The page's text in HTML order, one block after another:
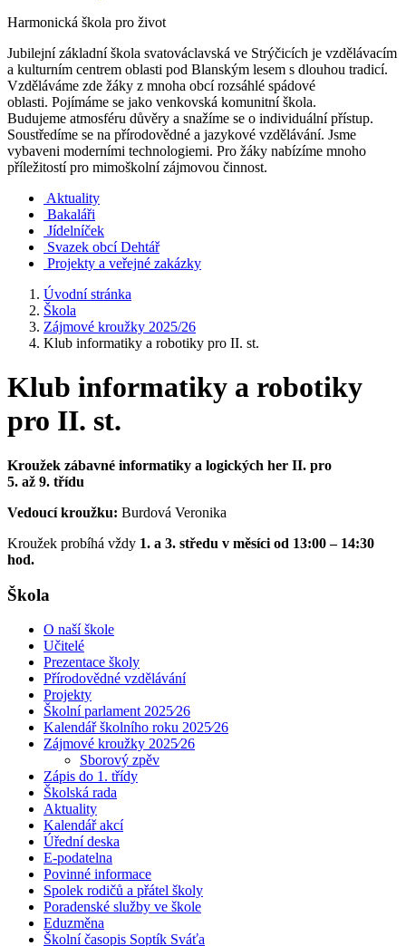
Harmonická škola pro život
Jubilejní základní škola svatováclavská ve Strýčicích je vzdělávacím
a kulturním centrem oblasti pod Blanským lesem s dlouhou tradicí.
Vzděláváme zde žáky z mnoha obcí rozsáhlé spádové
oblasti. Pojímáme se jako venkovská komunitní škola.
Budujeme atmosféru důvěry a snažíme se o individuální přístup.
Soustředíme se na přírodovědné a jazykové vzdělávání. Jsme
vybaveni moderními technologiemi. Pro žáky nabízíme mnoho
příležitostí pro mimoškolní zájmovou činnost.
Aktuality
Bakaláři
Jídelníček
Svazek obcí Dehtář
Projekty a veřejné zakázky
Úvodní stránka
Škola
Zájmové kroužky 2025/26
Klub informatiky a robotiky pro II. st.
Klub informatiky a robotiky
pro II. st.
Kroužek zábavné informatiky a logických her II. pro
5. až 9. třídu
Vedoucí kroužku: Burdová Veronika
Kroužek probíhá vždy 1. a 3. středu v měsíci od 13:00 – 14:30
hod.
Škola
O naší škole
Učitelé
Prezentace školy
Přírodovědné vzdělávání
Projekty
Školní parlament 2025⁄26
Kalendář školního roku 2025⁄26
Zájmové kroužky 2025⁄26
Sborový zpěv
Zápis do 1. třídy
Školská rada
Aktuality
Kalendář akcí
Úřední deska
E-podatelna
Povinné informace
Spolek rodičů a přátel školy
Poradenské služby ve škole
Eduzměna
Školní časopis Soptík Sváťa